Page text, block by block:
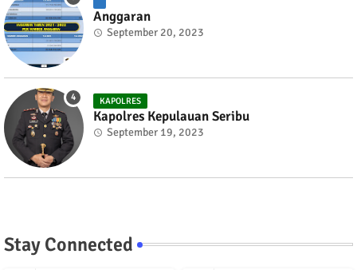
Anggaran
September 20, 2023
KAPOLRES
Kapolres Kepulauan Seribu
September 19, 2023
Stay Connected